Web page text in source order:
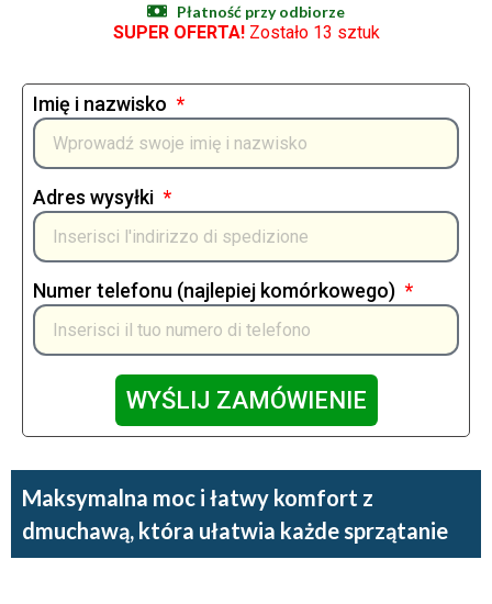
Płatność przy odbiorze
SUPER OFERTA!Zostało 13 sztuk
Imię i nazwisko
Adres wysyłki
Numer telefonu (najlepiej komórkowego)
WYŚLIJ ZAMÓWIENIE
Maksymalna moc i łatwy komfort z
dmuchawą, która ułatwia każde sprzątanie